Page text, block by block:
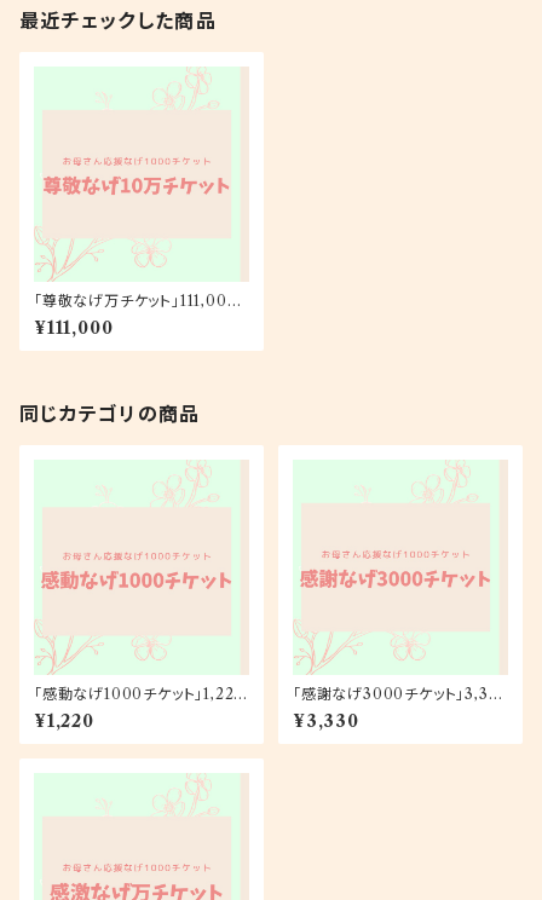
最近チェックした商品
「尊敬なげ万チケット」111,000
円
¥111,000
同じカテゴリの商品
「感動なげ1000チケット」1,220
円
¥1,220
「感謝なげ3000チケット」3,33
0円
¥3,330